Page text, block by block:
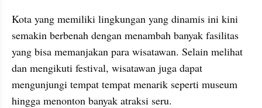
Kota yang memiliki lingkungan yang dinamis ini kini
semakin berbenah dengan menambah banyak fasilitas
yang bisa memanjakan para wisatawan. Selain melihat
dan mengikuti festival, wisatawan juga dapat
mengunjungi tempat tempat menarik seperti museum
hingga menonton banyak atraksi seru.